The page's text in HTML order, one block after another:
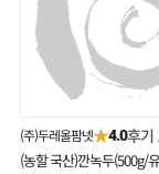
(주)두레올팜넷★4.0후기
(농할 국산)깐녹두(500g/